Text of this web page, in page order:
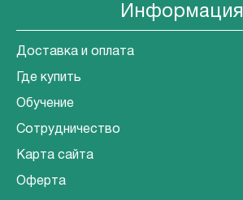
Информация
Доставка и оплата
Где купить
Обучение
Сотрудничество
Карта сайта
Оферта